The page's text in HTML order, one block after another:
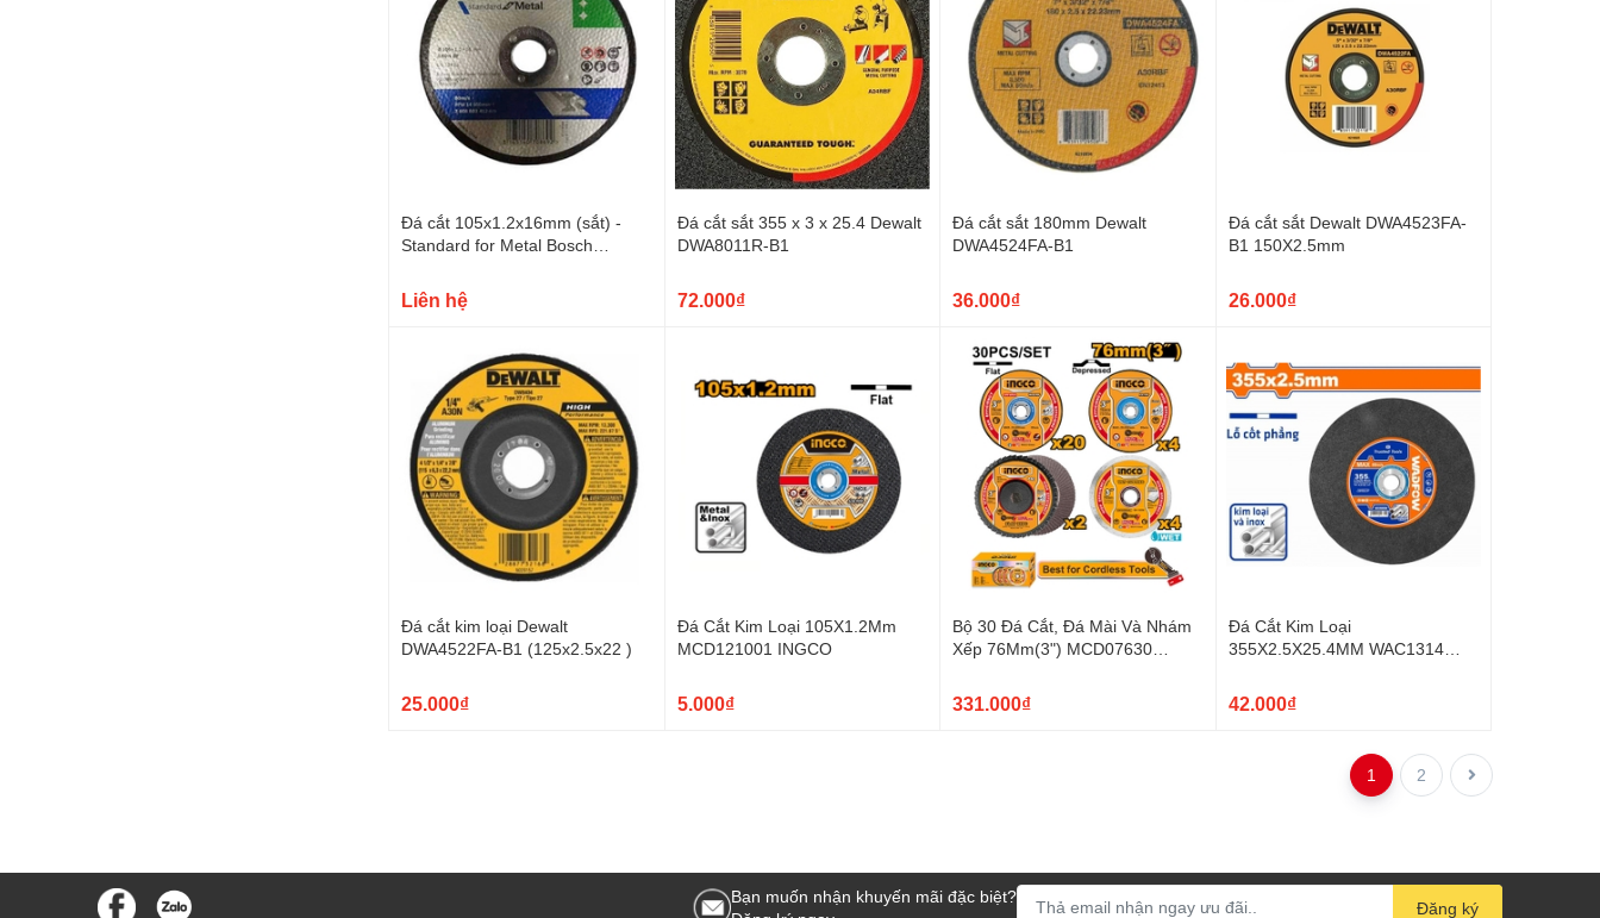
Đá cắt 105x1.2x16mm (sắt) -
Standard for Metal Bosch
Liên hệ
Đá cắt sắt 355 x 3 x 25.4 Dewalt
DWA8011R-B1
72.000₫
Đá cắt sắt 180mm Dewalt
DWA4524FA-B1
36.000₫
Đá cắt sắt Dewalt DWA4523FA-
B1 150X2.5mm
26.000₫
Đá cắt kim loại Dewalt
DWA4522FA-B1 (125x2.5x22 )
25.000₫
Đá Cắt Kim Loại 105X1.2Mm
MCD121001 INGCO
5.000₫
Bộ 30 Đá Cắt, Đá Mài Và Nhám
Xếp 76Mm(3") MCD07630
331.000₫
Đá Cắt Kim Loại
355X2.5X25.4MM WAC1314
42.000₫
1 2
Bạn muốn nhận khuyến mãi đặc biệt?
Đăng ký